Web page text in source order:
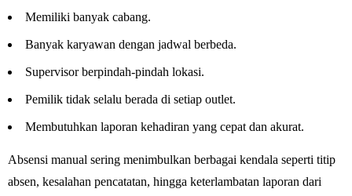
Memiliki banyak cabang.
Banyak karyawan dengan jadwal berbeda.
Supervisor berpindah-pindah lokasi.
Pemilik tidak selalu berada di setiap outlet.
Membutuhkan laporan kehadiran yang cepat dan akurat.
Absensi manual sering menimbulkan berbagai kendala seperti titip
absen, kesalahan pencatatan, hingga keterlambatan laporan dari